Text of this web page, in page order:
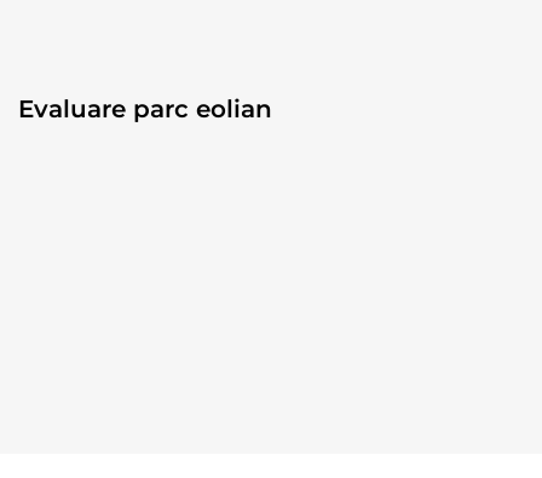
Evaluare parc eolian